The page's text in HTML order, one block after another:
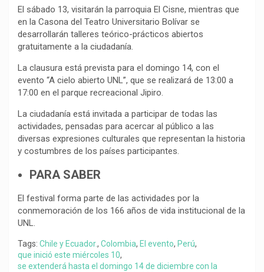
El sábado 13, visitarán la parroquia El Cisne, mientras que
en la Casona del Teatro Universitario Bolívar se
desarrollarán talleres teórico-prácticos abiertos
gratuitamente a la ciudadanía.
La clausura está prevista para el domingo 14, con el
evento “A cielo abierto UNL”, que se realizará de 13:00 a
17:00 en el parque recreacional Jipiro.
La ciudadanía está invitada a participar de todas las
actividades, pensadas para acercar al público a las
diversas expresiones culturales que representan la historia
y costumbres de los países participantes.
PARA SABER
El festival forma parte de las actividades por la
conmemoración de los 166 años de vida institucional de la
UNL.
Tags: Chile y Ecuador., Colombia, El evento, Perú,
que inició este miércoles 10,
se extenderá hasta el domingo 14 de diciembre con la